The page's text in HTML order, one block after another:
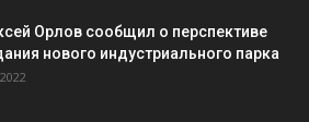
Орлов сообщил о перспективе
нового индустриального парка